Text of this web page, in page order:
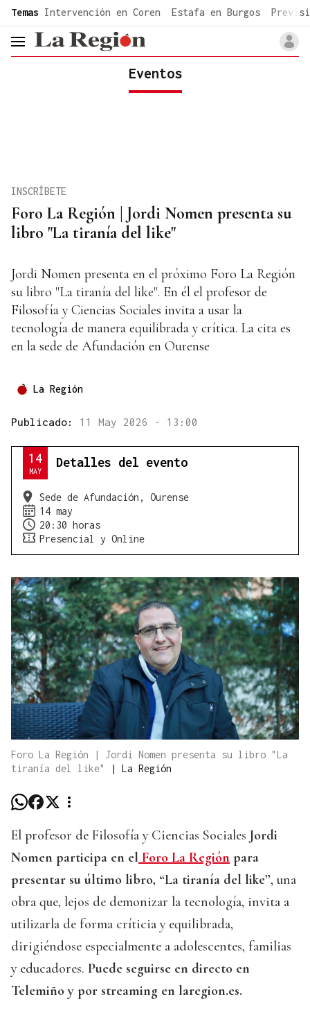
common.go-to-content
Temas Intervención en Coren Estafa en Burgos
header.menu.open
Eventos
Foro La Región | Jordi Nomen presenta su
libro "La tiranía del like"
INSCRÍBETE
Jordi Nomen presenta en el próximo Foro La Región
su libro "La tiranía del like". En él el profesor de
Filosofía y Ciencias Sociales invita a usar la
tecnología de manera equilibrada y crítica. La cita es
en la sede de Afundación en Ourense
La Región
Publicado: 11 May 2026 - 13:00
14
MAY
Detalles del evento
Sede de Afundación, Ourense
14 may
20:30 horas
Presencial y Online
Foro La Región | Jordi Nomen presenta su libro "La
tiranía del like"
| La Región
El profesor de Filosofía y Ciencias Sociales Jordi
Nomen participa en el Foro La Región para
presentar su último libro, “La tiranía del like”, una
obra que, lejos de demonizar la tecnología, invita a
utilizarla de forma críticia y equilibrada,
dirigiéndose especialmente a adolescentes, familias
y educadores. Puede seguirse en directo en
Telemiño y por streaming en laregion.es.